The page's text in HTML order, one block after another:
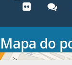
Mapa do
HOME